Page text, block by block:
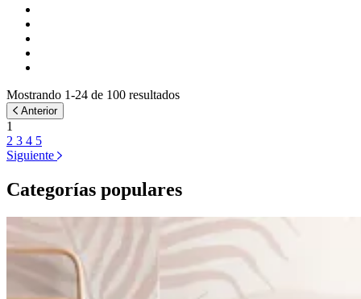
Mostrando 1-24 de 100 resultados
Anterior
1
2 3 4 5
Siguiente
Categorías populares